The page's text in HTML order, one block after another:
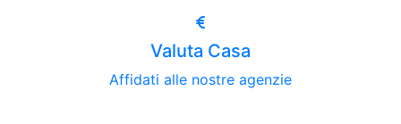
Valuta Casa
Affidati alle nostre agenzie